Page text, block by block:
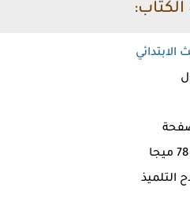
الابتدائي
التلميذ